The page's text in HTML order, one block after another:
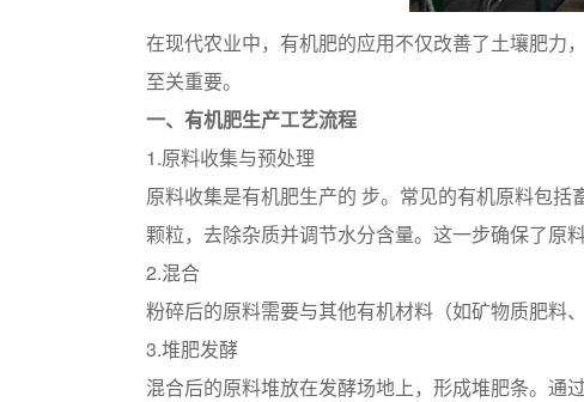
在现代农业中，有机肥的应用不仅改善了土壤肥力
至关重要。
一、有机肥生产工艺流程
1.原料收集与预处理
原料收集是有机肥生产的 步。常见的有机原料包
颗粒，去除杂质并调节水分含量。这一步确保了原
2.混合
粉碎后的原料需要与其他有机材料（如矿物质肥料
3.堆肥发酵
混合后的原料堆放在发酵场地上，形成堆肥条。通